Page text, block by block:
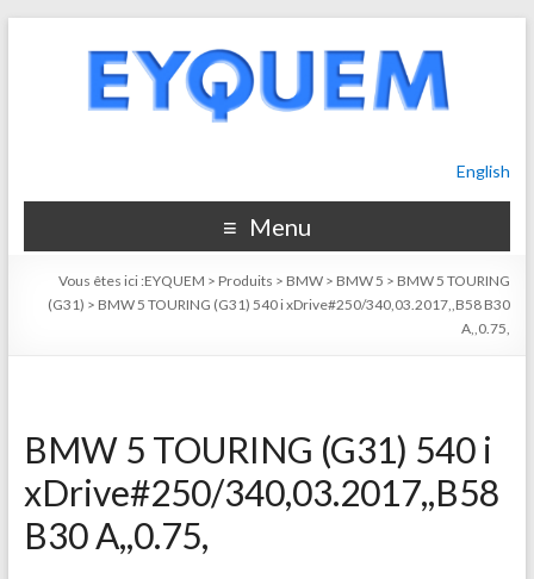
English
Menu
Vous êtes ici :EYQUEM > Produits > BMW > BMW 5 > BMW 5 TOURING
(G31) > BMW 5 TOURING (G31) 540 i xDrive#250/340,03.2017,,B58 B30
A,,0.75,
BMW 5 TOURING (G31) 540 i
xDrive#250/340,03.2017,,B58
B30 A,,0.75,